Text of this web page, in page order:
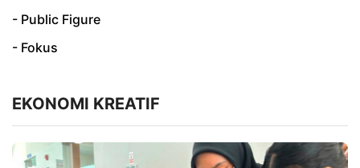
- Public Figure
- Fokus
EKONOMI KREATIF